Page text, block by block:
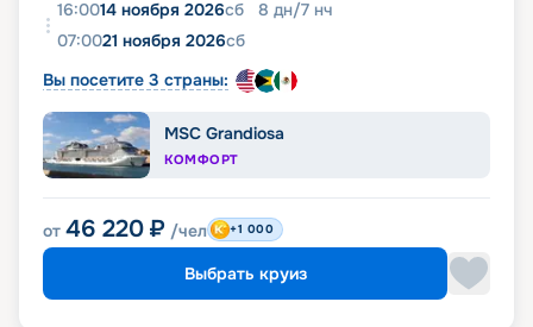
16:0014 ноября 2026сб 8 дн/7 нч
07:0021 ноября 2026сб
Вы посетите 3 страны:
MSC Grandiosa
КОМФОРТ
от 46 220 ₽ /чел +1 000
Выбрать круиз